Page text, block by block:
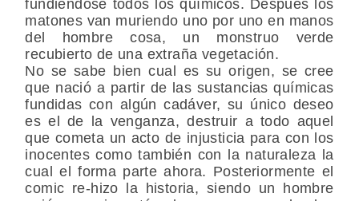
fundiéndose todos los químicos. Después los
matones van muriendo uno por uno en manos
del hombre cosa, un monstruo verde
recubierto de una extraña vegetación.
No se sabe bien cual es su origen, se cree
que nació a partir de las sustancias químicas
fundidas con algún cadáver, su único deseo
es el de la venganza, destruir a todo aquel
que cometa un acto de injusticia para con los
inocentes como también con la naturaleza la
cual el forma parte ahora. Posteriormente el
comic re-hizo la historia, siendo un hombre